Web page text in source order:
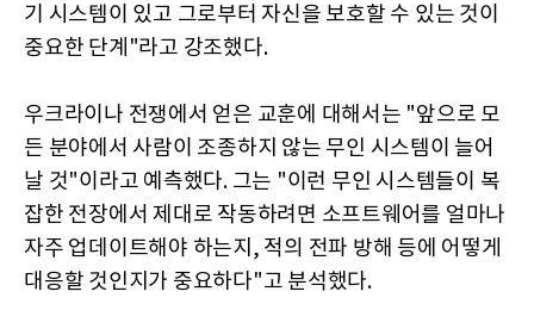
기 시스템이 있고 그로부터 자신을 보호할 수 있는 것이
중요한 단계"라고 강조했다.
우크라이나 전쟁에서 얻은 교훈에 대해서는 "앞으로 모
든 분야에서 사람이 조종하지 않는 무인 시스템이 늘어
날 것"이라고 예측했다. 그는 "이런 무인 시스템들이 복
잡한 전장에서 제대로 작동하려면 소프트웨어를 얼마나
자주 업데이트해야 하는지, 적의 전파 방해 등에 어떻게
대응할 것인지가 중요하다"고 분석했다.